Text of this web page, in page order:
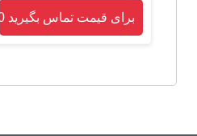
برای قیمت تماس بگیرید 09120755610